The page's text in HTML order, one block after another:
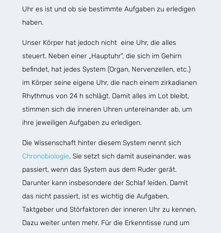
Uhr es ist und ob sie bestimmte Aufgaben zu erledigen
haben.
Unser Körper hat jedoch nicht eine Uhr, die alles
steuert. Neben einer „Hauptuhr“, die sich im Gehirn
befindet, hat jedes System (Organ, Nervenzellen, etc.)
im Körper seine eigene Uhr, die nach einem zirkadianen
Rhythmus von 24 h schlägt. Damit alles im Lot bleibt,
stimmen sich die inneren Uhren untereinander ab, um
ihre jeweiligen Aufgaben zu erledigen.
Die Wissenschaft hinter diesem System nennt sich
Chronobiologie. Sie setzt sich damit auseinander, was
passiert, wenn das System aus dem Ruder gerät.
Darunter kann insbesondere der Schlaf leiden. Damit
das nicht passiert, ist es wichtig die Aufgaben,
Taktgeber und Störfaktoren der inneren Uhr zu kennen.
Dazu weiter unten mehr. Für die Erkenntisse rund um